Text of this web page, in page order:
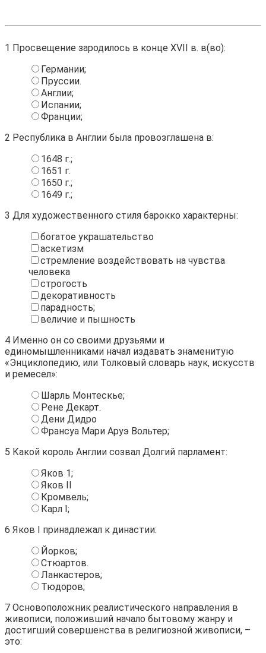
1 Просвещение зародилось в конце XVII в. в(во):
Германии;
Пруссии.
Англии;
Испании;
Франции;
2 Республика в Англии была провозглашена в:
1648 г.;
1651 г.
1650 г.;
1649 г.;
3 Для художественного стиля барокко характерны:
богатое украшательство
аскетизм
стремление воздействовать на чувства
человека
строгость
декоративность
парадность;
величие и пышность
4 Именно он со своими друзьями и
единомышленниками начал издавать знаменитую
«Энциклопедию, или Толковый словарь наук, искусств
и ремесел»:
Шарль Монтескье;
Рене Декарт.
Дени Дидро
Франсуа Мари Аруэ Вольтер;
5 Какой король Англии созвал Долгий парламент:
Яков 1;
Яков II
Кромвель;
Карл I;
6 Яков I принадлежал к династии:
Йорков;
Стюартов.
Ланкастеров;
Тюдоров;
7 Основоположник реалистического направления в
живописи, положивший начало бытовому жанру и
достигший совершенства в религиозной живописи, –
это: